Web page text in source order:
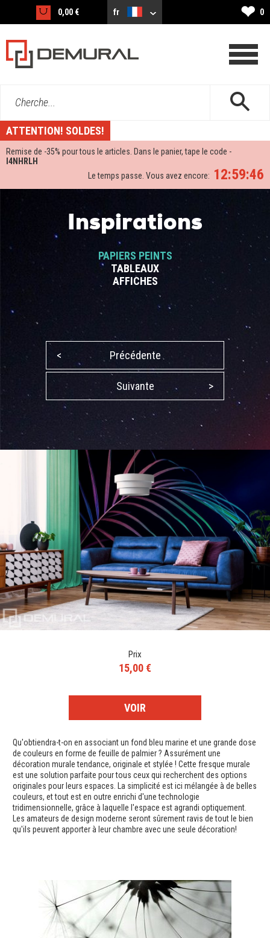
0,00 € fr ❤ 0
Cherche...
ATTENTION! SOLDES!
Remise de -35% pour tous le articles. Dans le panier, tape le code -
I4NHRLH
12:59:45
Le temps passe. Vous avez encore:
Inspirations
PAPIERS PEINTS
TABLEAUX
AFFICHES
< Précédente
Suivante >
Prix
15,00 €
VOIR
Qu'obtiendra-t-on en associant un fond bleu marine et une grande dose
de couleurs en forme de feuille de palmier ? Assurément une
décoration murale tendance, originale et stylée ! Cette fresque murale
est une solution parfaite pour tous ceux qui recherchent des options
originales pour leurs espaces. La simplicité est ici mélangée à de belles
couleurs, et tout est en outre enrichi d'une technologie
tridimensionnelle, grâce à laquelle l'espace est agrandi optiquement.
Les amateurs de design moderne seront sûrement ravis de tout le bien
qu'ils peuvent apporter à leur chambre avec une seule décoration!